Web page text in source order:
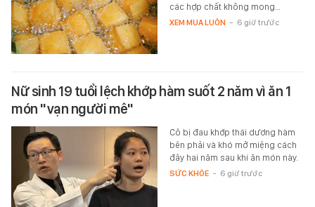
các hợp chất không mong…
XEM MUA LUÔN - 6 giờ trước
Nữ sinh 19 tuổi lệch khớp hàm suốt 2 năm vì ăn 1
món "vạn người mê"
Cô bị đau khớp thái dương hàm
bên phải và khó mở miệng cách
đây hai năm sau khi ăn món này.
SỨC KHỎE - 6 giờ trước